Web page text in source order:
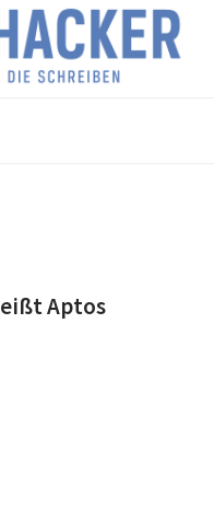
Aptos